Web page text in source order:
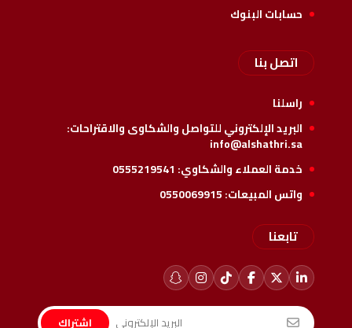
حسابات البنوك
اتصل بنا
راسلنا
البريد الإلكتروني للتواصل والشكاوى والاقتراحات:
info@alshathri.sa
خدمة العملاء والشكاوي: 0555219541
واتس المبيعات:0550069915
تابعنا
اشتراك